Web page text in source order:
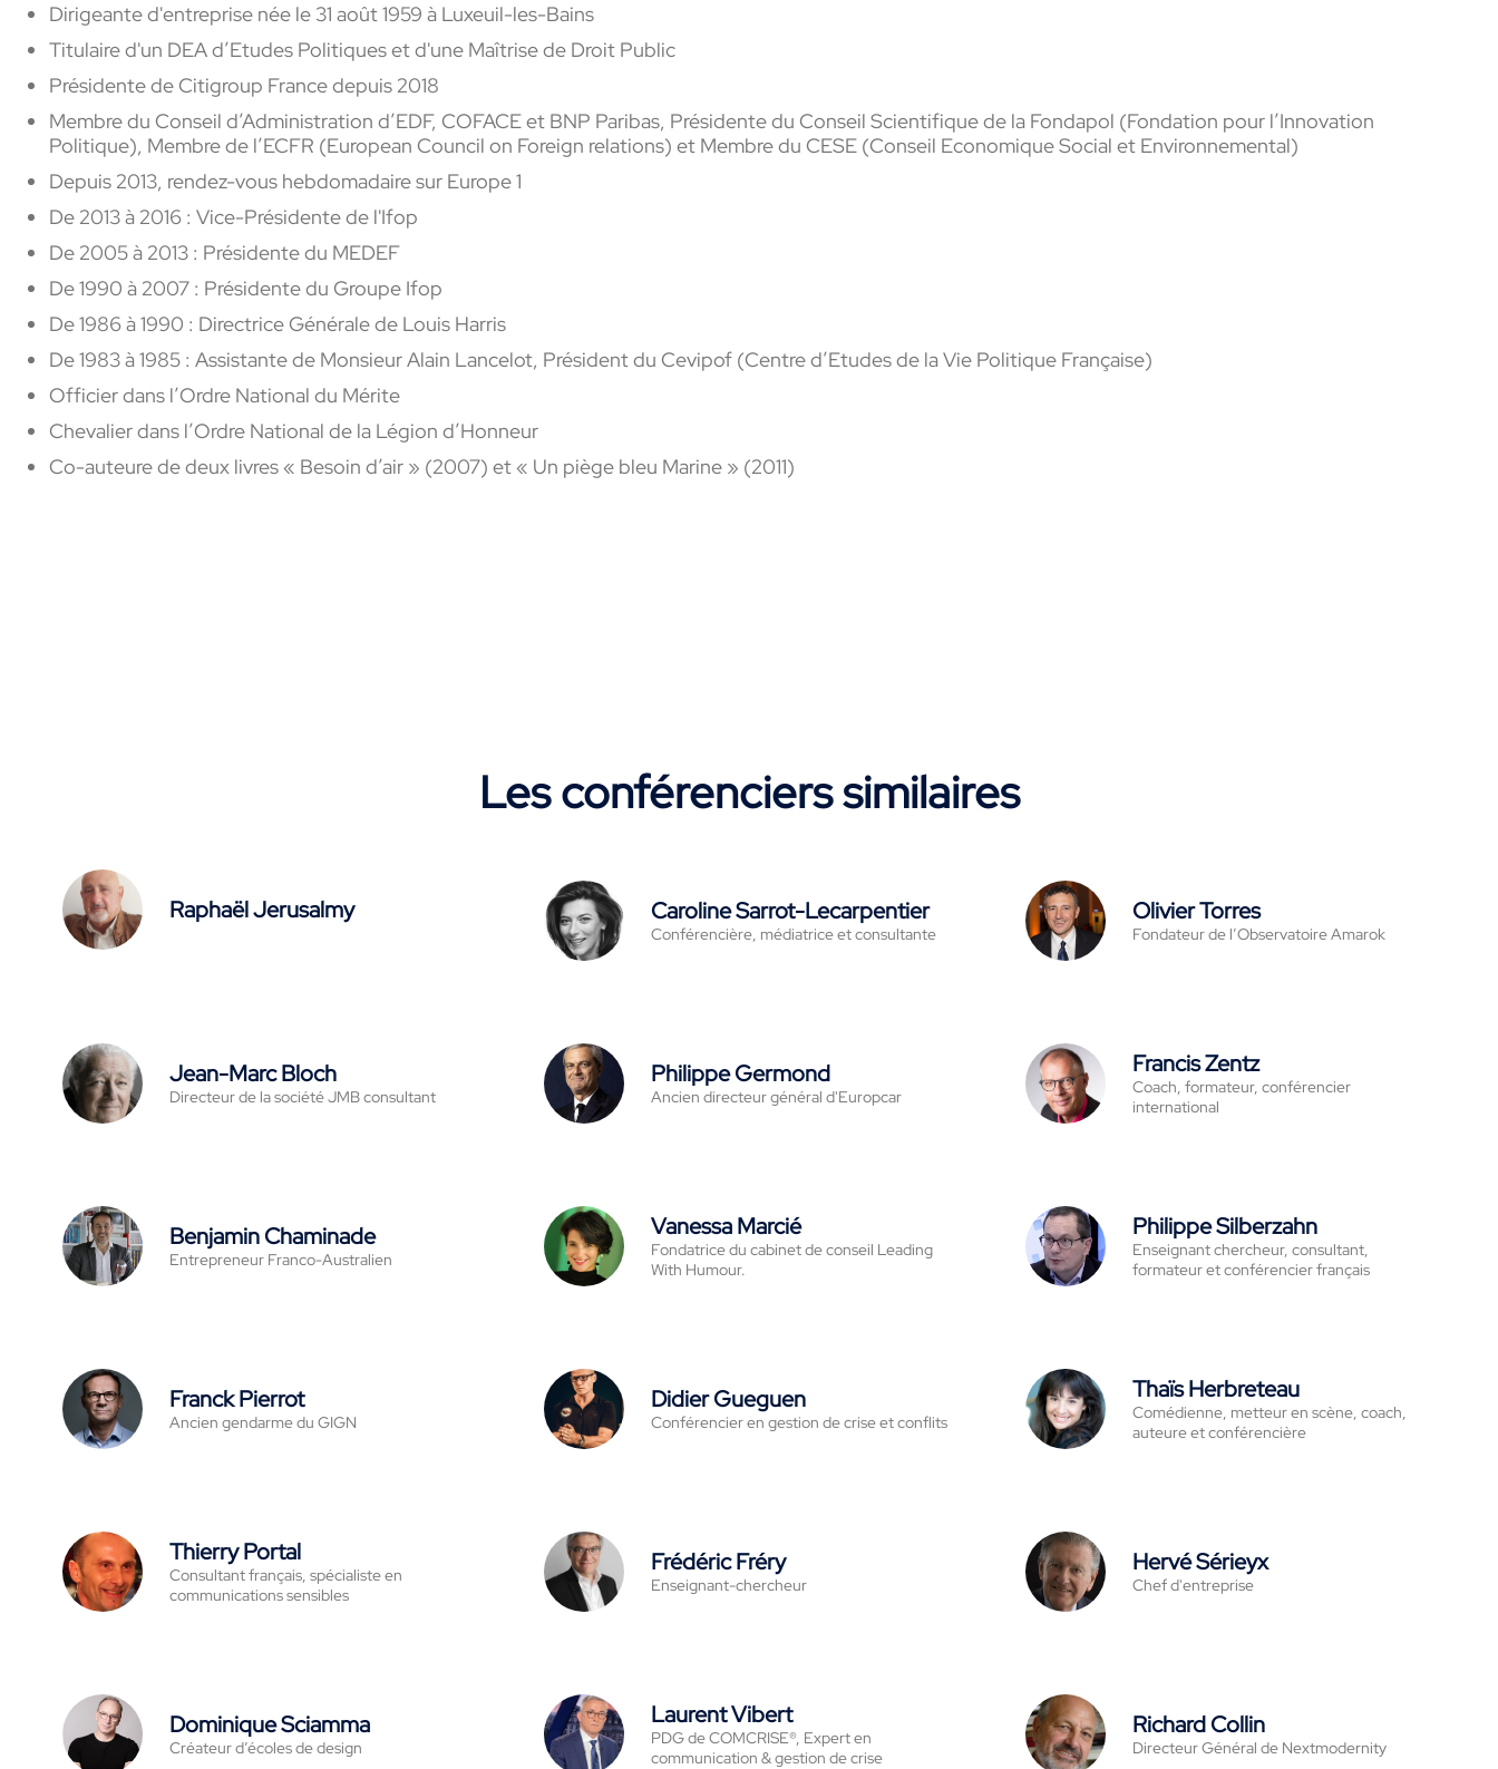
Dirigeante d'entreprise née le 31 août 1959 à Luxeuil-les-Bains
Titulaire d'un DEA d’Etudes Politiques et d'une Maîtrise de Droit Public
Présidente de Citigroup France depuis 2018
Membre du Conseil d’Administration d’EDF, COFACE et BNP Paribas, Présidente du Conseil Scientifique de la Fondapol (Fondation pour l’Innovation
Politique), Membre de l’ECFR (European Council on Foreign relations) et Membre du CESE (Conseil Economique Social et Environnemental)
Depuis 2013, rendez-vous hebdomadaire sur Europe 1
De 2013 à 2016 : Vice-Présidente de l'Ifop
De 2005 à 2013 : Présidente du MEDEF
De 1990 à 2007 : Présidente du Groupe Ifop
De 1986 à 1990 : Directrice Générale de Louis Harris
De 1983 à 1985 : Assistante de Monsieur Alain Lancelot, Président du Cevipof (Centre d’Etudes de la Vie Politique Française)
Officier dans l’Ordre National du Mérite
Chevalier dans l’Ordre National de la Légion d’Honneur
Co-auteure de deux livres « Besoin d’air » (2007) et « Un piège bleu Marine » (2011)
Les conférenciers similaires
Raphaël Jerusalmy Caroline Sarrot-Lecarpentier
Conférencière, médiatrice et consultante
Olivier Torres
Fondateur de l’Observatoire Amarok
Jean-Marc Bloch
Directeur de la société JMB consultant
Philippe Germond
Ancien directeur général d'Europcar
Francis Zentz
Coach, formateur, conférencier
international
Benjamin Chaminade
Entrepreneur Franco-Australien
Vanessa Marcié
Fondatrice du cabinet de conseil Leading
With Humour.
Philippe Silberzahn
Enseignant chercheur, consultant,
formateur et conférencier français
Franck Pierrot
Ancien gendarme du GIGN
Didier Gueguen
Conférencier en gestion de crise et conflits
Thaïs Herbreteau
Comédienne, metteur en scène, coach,
auteure et conférencière
Thierry Portal
Consultant français, spécialiste en
communications sensibles
Frédéric Fréry
Enseignant-chercheur
Hervé Sérieyx
Chef d'entreprise
Dominique Sciamma
Créateur d’écoles de design
Laurent Vibert
PDG de COMCRISE®, Expert en
communication & gestion de crise
Richard Collin
Directeur Général de Nextmodernity